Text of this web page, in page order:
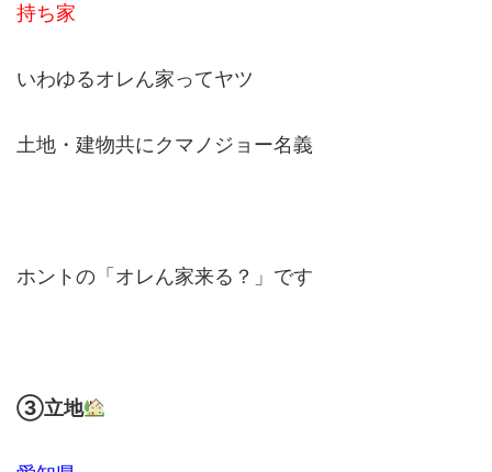
持ち家
いわゆるオレん家ってヤツ
土地・建物共にクマノジョー名義
ホントの「オレん家来る？」です
③立地